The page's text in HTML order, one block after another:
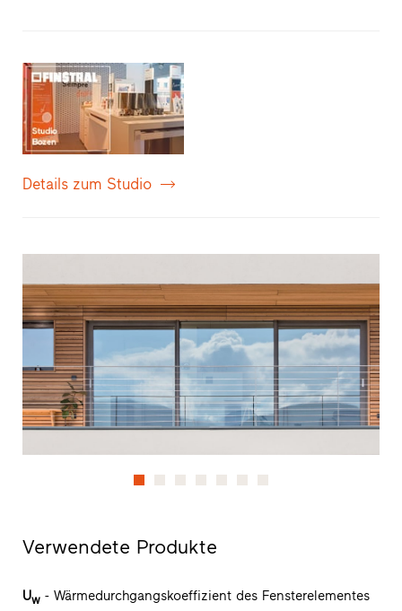
Details zum Studio
Verwendete Produkte
Uw- Wärmedurchgangskoeffizient des Fensterelementes